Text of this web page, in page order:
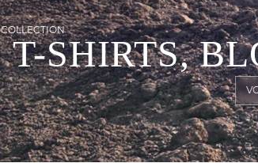
COLLECTION
T-SHIRTS,